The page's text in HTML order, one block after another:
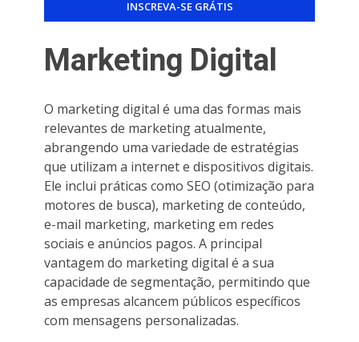
Marketing Digital
O marketing digital é uma das formas mais
relevantes de marketing atualmente,
abrangendo uma variedade de estratégias
que utilizam a internet e dispositivos digitais.
Ele inclui práticas como SEO (otimização para
motores de busca), marketing de conteúdo,
e-mail marketing, marketing em redes
sociais e anúncios pagos. A principal
vantagem do marketing digital é a sua
capacidade de segmentação, permitindo que
as empresas alcancem públicos específicos
com mensagens personalizadas.